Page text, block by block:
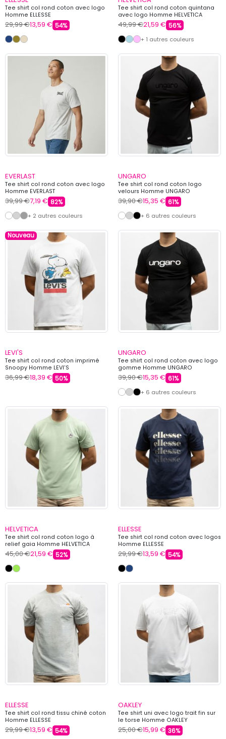
Tee shirt col rond coton avec logo
Homme ELLESSE
29,99 €13,59 € 54%
Tee shirt col rond coton quintana
avec logo Homme HELVETICA
49,99 €21,59 € 56%
+ 1 autres couleurs
EVERLAST
Tee shirt col rond coton avec logo
Homme EVERLAST
39,99 €7,19 € 82%
+ 2 autres couleurs
UNGARO
Tee shirt col rond coton logo
velours Homme UNGARO
39,90 €15,35 € 61%
+ 6 autres couleurs
Nouveau
LEVI'S
Tee shirt col rond coton imprimé
Snoopy Homme LEVI'S
36,99 €18,39 € 50%
UNGARO
Tee shirt col rond coton avec logo
gomme Homme UNGARO
39,90 €15,35 € 61%
+ 6 autres couleurs
HELVETICA
Tee shirt col rond coton logo à
relief gaia Homme HELVETICA
45,00 €21,59 € 52%
ELLESSE
Tee shirt col rond coton avec logos
Homme ELLESSE
29,99 €13,59 € 54%
ELLESSE
Tee shirt col rond tissu chiné coton
Homme ELLESSE
29,99 €13,59 € 54%
OAKLEY
Tee shirt uni avec logo trait fin sur
le torse Homme OAKLEY
25,00 €15,99 € 36%